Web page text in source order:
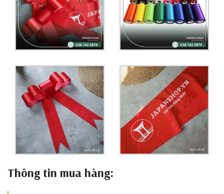
Thông tin mua hàng: